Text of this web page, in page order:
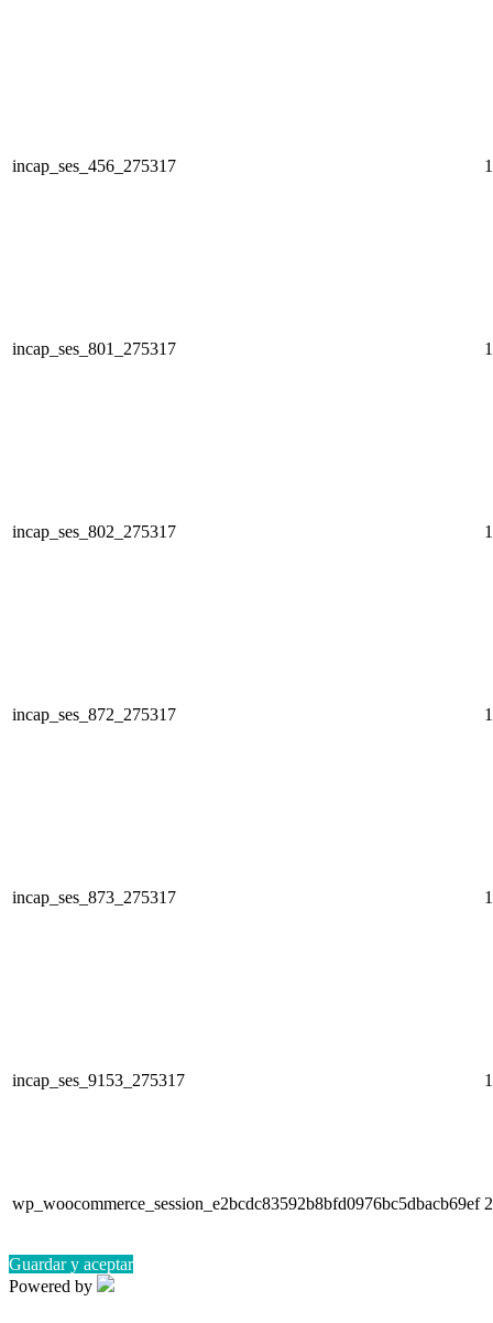
incap_ses_456_275317
incap_ses_801_275317
incap_ses_802_275317
incap_ses_872_275317
incap_ses_873_275317
incap_ses_9153_275317
wp_woocommerce_session_e2bcdc83592b8bfd0976bc5dbacb69ef
Guardar y aceptar
Powered by